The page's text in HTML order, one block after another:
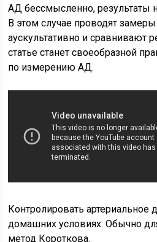
АД бессмысленно, результаты
В этом случае проводят
аускультативно и сравнивают
статье станет своеобразной
по измерению АД.
Контролировать
домашних условиях. Обычно
метод Короткова.